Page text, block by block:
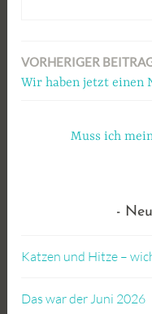
VORHERIGER
Wir haben jetzt einen
Muss ich
Katzen und Hitze –
Das war der Juni 2026